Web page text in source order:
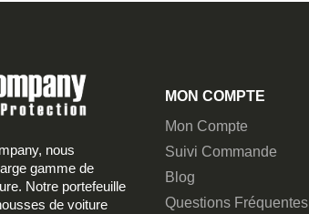
nous
gamme de
Notre portefeuille
de voiture
MON COMPTE
Mon Compte
Suivi Commande
Blog
Questions Fréquentes